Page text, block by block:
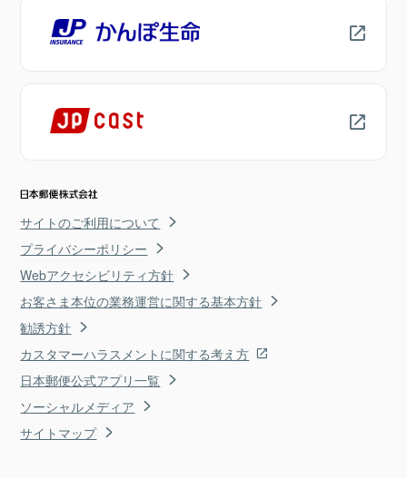
サイトのご利用について
プライバシーポリシー
Webアクセシビリティ方針
お客さま本位の業務運営に関する基本方針
勧誘方針
カスタマーハラスメントに関する考え方
日本郵便公式アプリ一覧
ソーシャルメディア
サイトマップ